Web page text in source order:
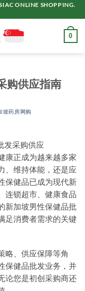
ONLINE SHOPPING.
0
购供应指南
坡药房网购
发采购供应
康正成为越来越多家
、维持体能，还是应
保健品已成为现代新
连锁超市、健康食品
新加坡男性保健品批
足消费者需求的关键
略、供应保障等角
保健品批发业务，并
论您是初创采购商还